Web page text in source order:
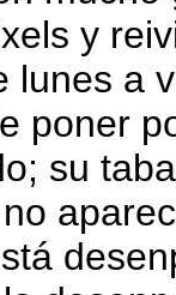
y
lunes a
poner
su